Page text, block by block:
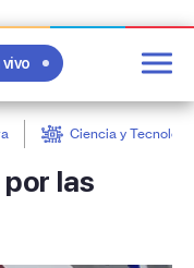
vivo
Ciencia y
las